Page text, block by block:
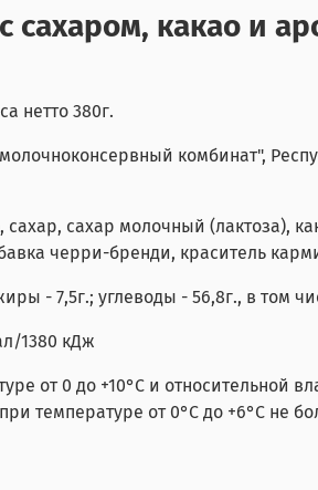
сахаром, какао и
нетто 380г.
комбинат",
сахар молочный (лактоза),
черри-бренди, краситель
- 7,5г.; углеводы - 56,8г., в том
1380 кДж
от 0 до +10°С и относительной
температуре от 0°С до +6°С не